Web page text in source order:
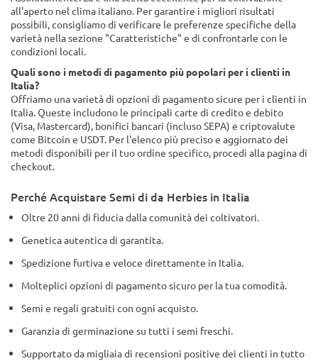
all'aperto nel clima italiano. Per garantire i migliori risultati
possibili, consigliamo di verificare le preferenze specifiche della
varietà nella sezione "Caratteristiche" e di confrontarle con le
condizioni locali.
Quali sono i metodi di pagamento più popolari per i clienti in
Italia?
Offriamo una varietà di opzioni di pagamento sicure per i clienti in
Italia. Queste includono le principali carte di credito e debito
(Visa, Mastercard), bonifici bancari (incluso SEPA) e criptovalute
come Bitcoin e USDT. Per l'elenco più preciso e aggiornato dei
metodi disponibili per il tuo ordine specifico, procedi alla pagina di
checkout.
Perché Acquistare Semi di da Herbies in Italia
Oltre 20 anni di fiducia dalla comunità dei coltivatori.
Genetica autentica di garantita.
Spedizione furtiva e veloce direttamente in Italia.
Molteplici opzioni di pagamento sicuro per la tua comodità.
Semi e regali gratuiti con ogni acquisto.
Garanzia di germinazione su tutti i semi freschi.
Supportato da migliaia di recensioni positive dei clienti in tutto